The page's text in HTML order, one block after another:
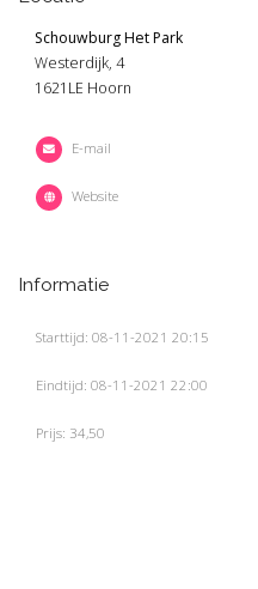
Schouwburg Het Park
Westerdijk, 4
1621LE Hoorn
E-mail
Website
Informatie
Starttijd: 08-11-2021 20:15
Eindtijd: 08-11-2021 22:00
Prijs: 34,50